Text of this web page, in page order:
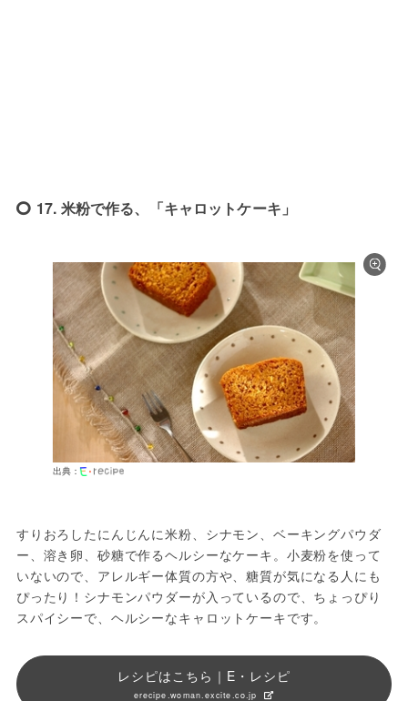
17. 米粉で作る、「キャロットケーキ」
出典：
すりおろしたにんじんに米粉、シナモン、ベーキングパウダ
ー、溶き卵、砂糖で作るヘルシーなケーキ。小麦粉を使って
いないので、アレルギー体質の方や、糖質が気になる人にも
ぴったり！シナモンパウダーが入っているので、ちょっぴり
スパイシーで、ヘルシーなキャロットケーキです。
レシピはこちら｜E・レシピ
erecipe.woman.excite.co.jp